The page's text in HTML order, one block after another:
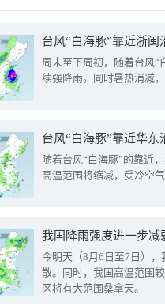
台风“白海豚”靠近浙
周末至下周初，随着台风“
续强降雨。同时暑热消减
台风“白海豚”靠近华
随着台风“白海豚”的靠近
高温范围将缩减，受冷空
今明天（8月6日至7日）
散。同时，我国高温范围
区将有大范围桑拿天。